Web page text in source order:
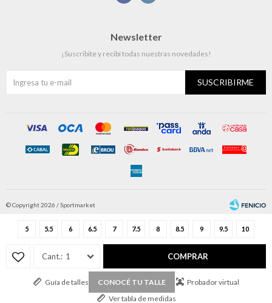
5 5.5 6 6.5 7 7.5 8 8.5 9 9.5 10
1 COMPRAR
Guía de talles CONOCÉ TU TALLE
Probador virtual
Ver tabla de medidas
Newsletter
¡Suscribite y recibí todas nuestras novedades!
SUSCRIBIRME
© Copyright 2026 / Sportmarket
Fenicio